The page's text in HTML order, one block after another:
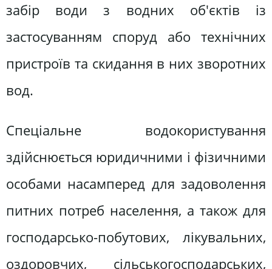
забір води з водних об'єктів із
застосуванням споруд або технічних
пристроїв та скидання в них зворотних
вод.
Спеціальне водокористування
здійснюється юридичними і фізичними
особами насамперед для задоволення
питних потреб населення, а також для
господарсько-побутових, лікувальних,
оздоровчих, сільськогосподарських,